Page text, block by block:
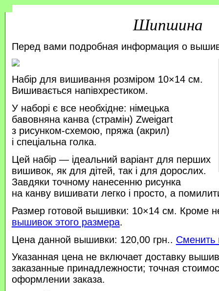
Шипшина
Перед вами подробная информация о
Набір для вишивання розміром 10×14 см.
Вишивається напівхрестиком.
У наборі є все необхідне: німецька
бавовняна канва (страмін) Zweigart
з рисунком-схемою, пряжа (акрил)
і спеціальна голка.
Цей набір — ідеальний варіант для перших
вишивок, як для дітей, так і для дорослих.
Завдяки точному нанесенню рисунка
на канву вишивати легко і просто, а
Размер готовой вышивки: 10×14 см. Кроме
вышивок этого размера.
Цена данной вышивки: 120,00 грн.. Сменить
Указанная цена не включает доставку
заказанные принадлежности; точная
оформлении заказа.